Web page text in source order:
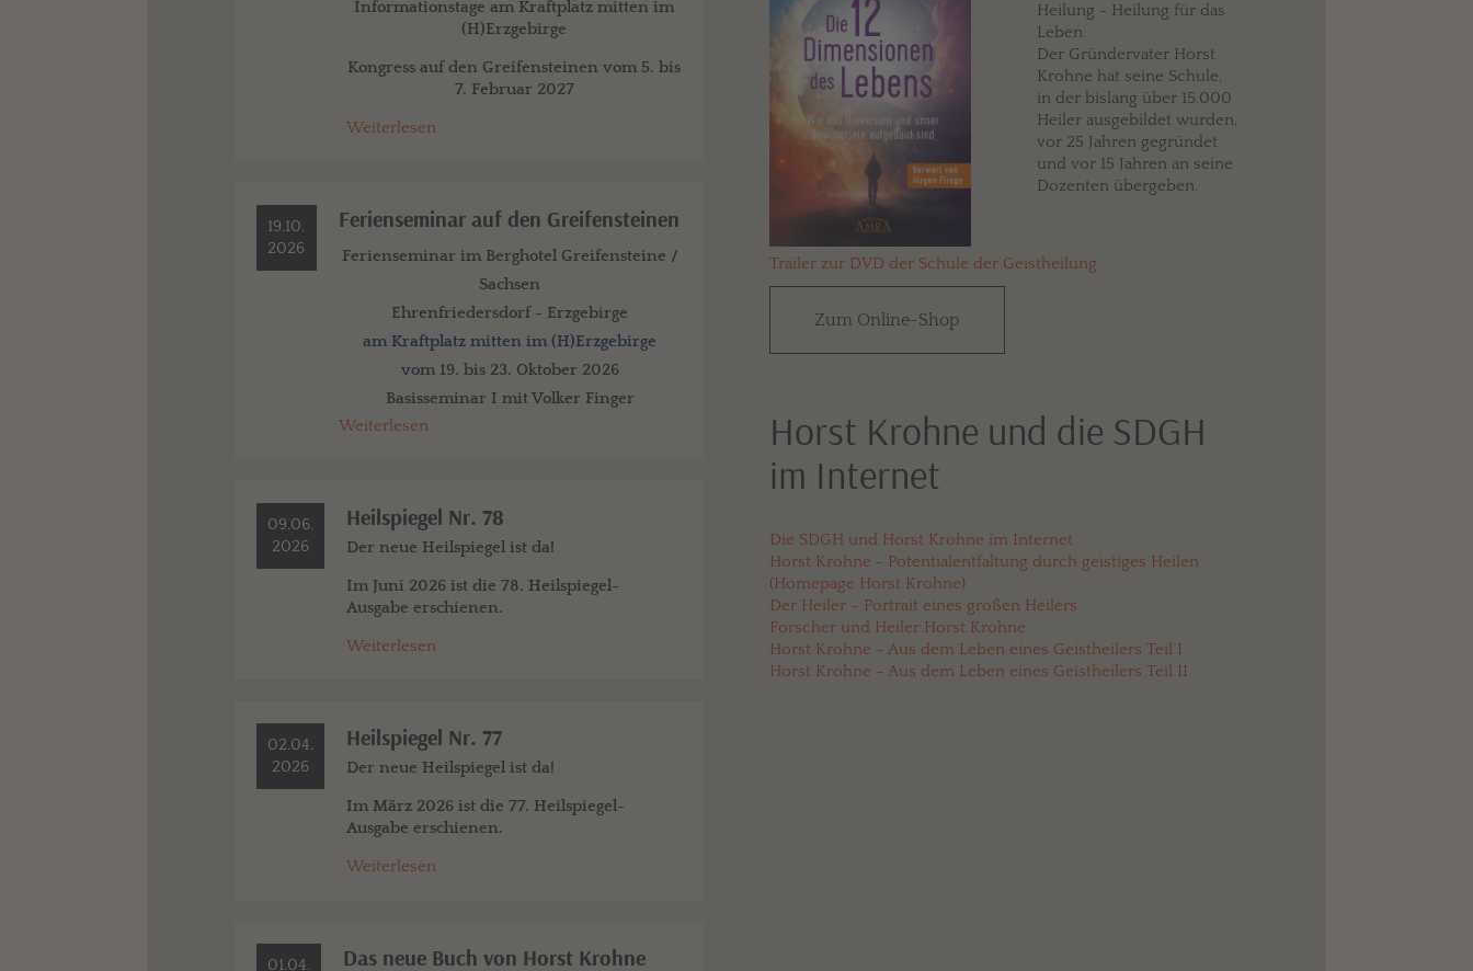
Informationstage am Kraftplatz mitten im
(H)Erzgebirge
Kongress auf den Greifensteinen vom 5. bis
7. Februar 2027
Weiterlesen
19.10.
2026
Ferienseminar auf den Greifensteinen
Ferienseminar im Berghotel Greifensteine /
Sachsen
Ehrenfriedersdorf - Erzgebirge
am Kraftplatz mitten im (H)Erzgebirge
vom 19. bis 23. Oktober 2026
Basisseminar I mit Volker Finger
Weiterlesen
09.06.
2026
Heilspiegel Nr. 78
Der neue Heilspiegel ist da!
Im Juni 2026 ist die 78. Heilspiegel-
Ausgabe erschienen.
Weiterlesen
02.04.
2026
Heilspiegel Nr. 77
Der neue Heilspiegel ist da!
Im März 2026 ist die 77. Heilspiegel-
Ausgabe erschienen.
Weiterlesen
01.04. Das neue Buch von Horst Krohne
Heilung - Heilung für das
Leben.
Der Gründervater Horst
Krohne hat seine Schule,
in der bislang über 15.000
Heiler ausgebildet wurden,
vor 25 Jahren gegründet
und vor 15 Jahren an seine
Dozenten übergeben.
Trailer zur DVD der Schule der Geistheilung
Zum Online-Shop
Horst Krohne und die SDGH
im Internet
Die SDGH und Horst Krohne im Internet
Horst Krohne - Potentialentfaltung durch geistiges Heilen
(Homepage Horst Krohne)
Der Heiler – Portrait eines großen Heilers
Forscher und Heiler Horst Krohne
Horst Krohne – Aus dem Leben eines Geistheilers Teil I
Horst Krohne – Aus dem Leben eines Geistheilers Teil II